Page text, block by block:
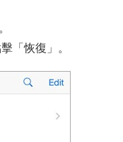
「恢復」。